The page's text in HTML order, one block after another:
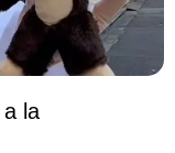
la